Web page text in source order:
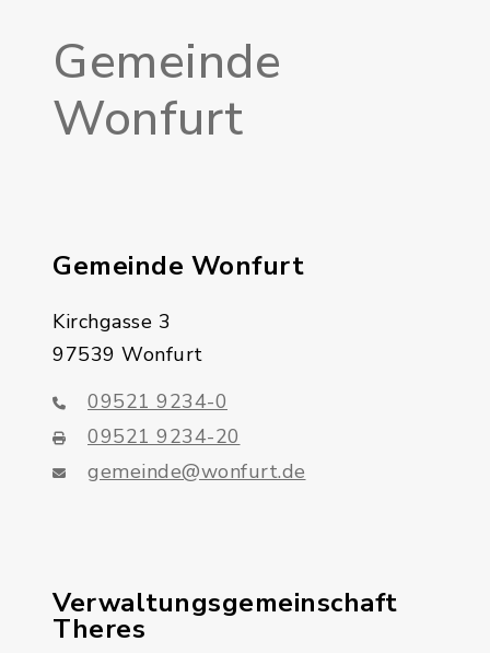
Gemeinde
Wonfurt
Gemeinde Wonfurt
Kirchgasse 3
97539 Wonfurt
09521 9234-0
09521 9234-20
gemeinde@wonfurt.de
Verwaltungsgemeinschaft
Theres